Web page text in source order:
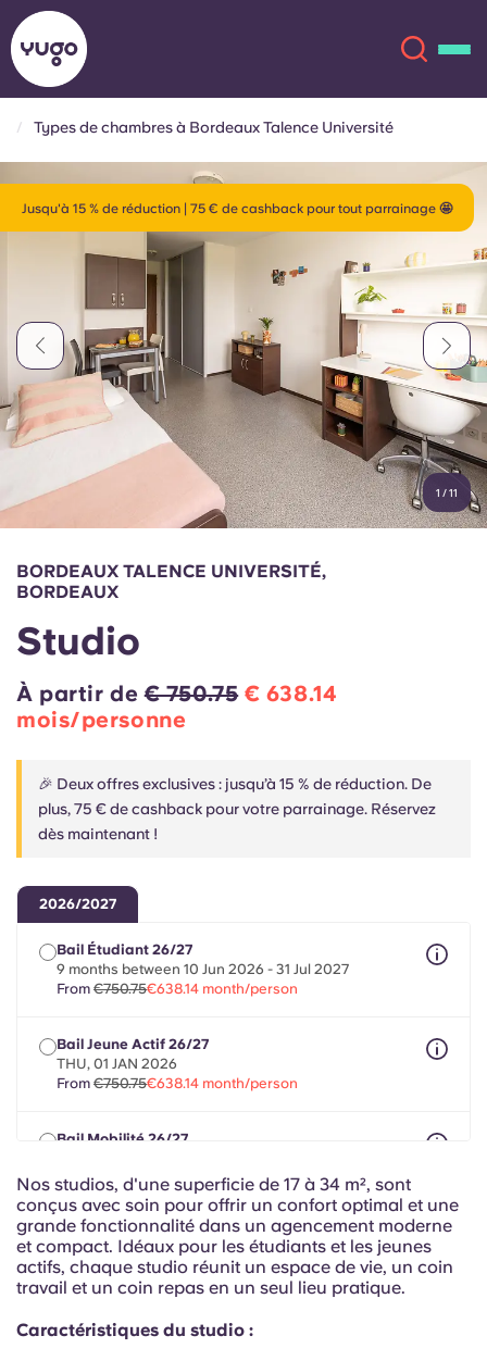
Lieux
Compte Langue
English (GB)
Español
Deutsch
Portuguese
Sélectionnez un pays
Choisissez une résidence
Se connecter
Réservez maintenant
English (GB)
English (US)
Chinese Español
Català Deutsch
Italian French
Portuguese
Types de chambres à Bordeaux Talence Université
Jusqu'à 15 % de réduction | 75 € de cashback pour tout parrainage 🤩
1 /11
BORDEAUX TALENCE UNIVERSITÉ,
BORDEAUX
Studio
À partir de€ 750.75 € 638.14
mois/personne
🎉 Deux offres exclusives : jusqu’à 15 % de réduction. De
plus, 75 € de cashback pour votre parrainage. Réservez
dès maintenant !
2026/2027
Bail Étudiant 26/27
9 months between 10 Jun 2026 - 31 Jul 2027
From €750.75€638.14 month/person
Bail Jeune Actif 26/27
THU, 01 JAN 2026
From €750.75€638.14 month/person
Bail Mobilité 26/27
From €750.75€638.14 month/person
Nos studios, d'une superficie de 17 à 34 m², sont
conçus avec soin pour offrir un confort optimal et une
grande fonctionnalité dans un agencement moderne
et compact. Idéaux pour les étudiants et les jeunes
actifs, chaque studio réunit un espace de vie, un coin
travail et un coin repas en un seul lieu pratique.
Caractéristiques du studio :